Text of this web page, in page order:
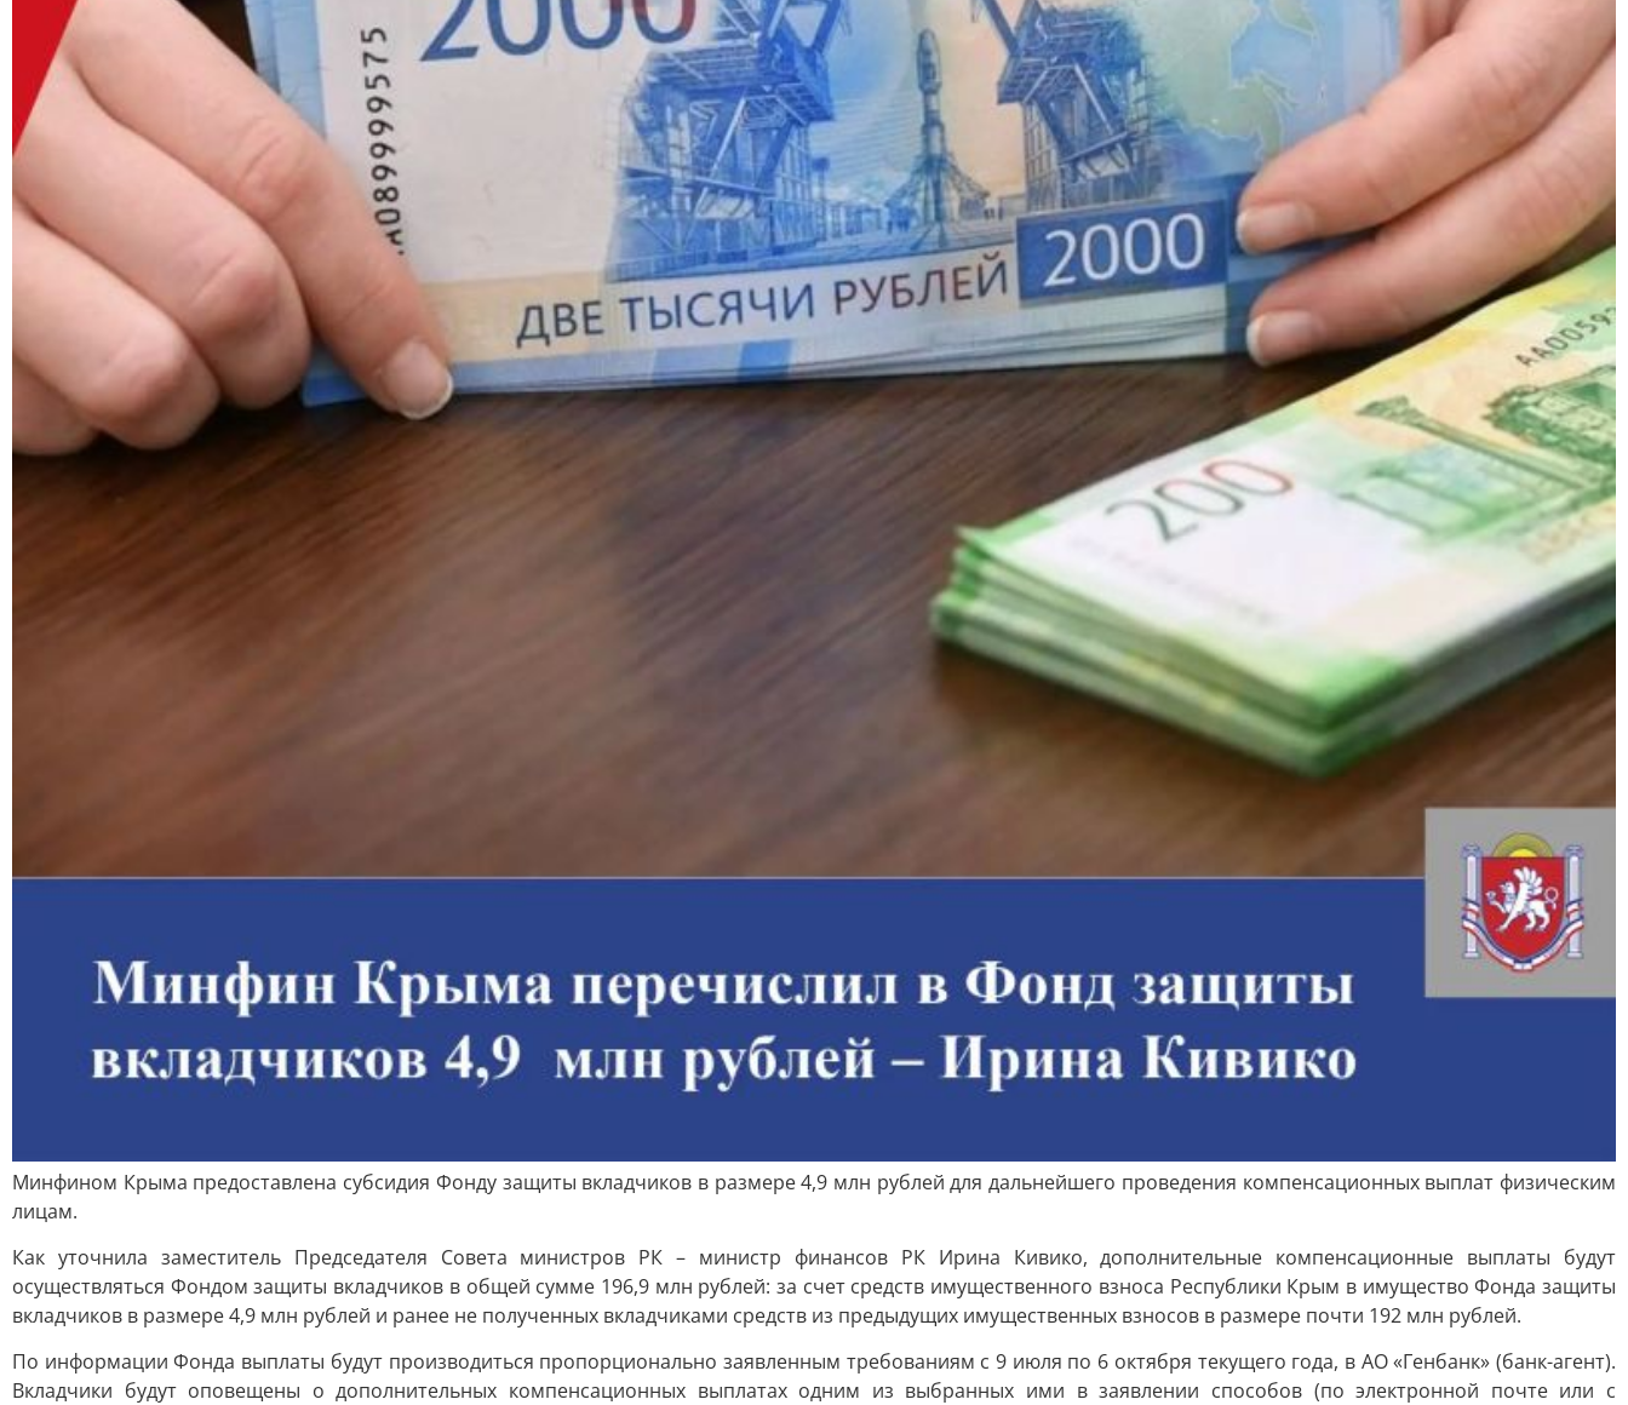
Минфином Крыма предоставлена субсидия Фонду защиты вкладчиков в размере 4,9 млн рублей для дальнейшего проведения компенсационных выплат физическим
лицам.
Как уточнила заместитель Председателя Совета министров РК – министр финансов РК Ирина Кивико, дополнительные компенсационные выплаты будут
осуществляться Фондом защиты вкладчиков в общей сумме 196,9 млн рублей: за счет средств имущественного взноса Республики Крым в имущество Фонда защиты
вкладчиков в размере 4,9 млн рублей и ранее не полученных вкладчиками средств из предыдущих имущественных взносов в размере почти 192 млн рублей.
По информации Фонда выплаты будут производиться пропорционально заявленным требованиям с 9 июля по 6 октября текущего года, в АО «Генбанк» (банк-агент).
Вкладчики будут оповещены о дополнительных компенсационных выплатах одним из выбранных ими в заявлении способов (по электронной почте или с